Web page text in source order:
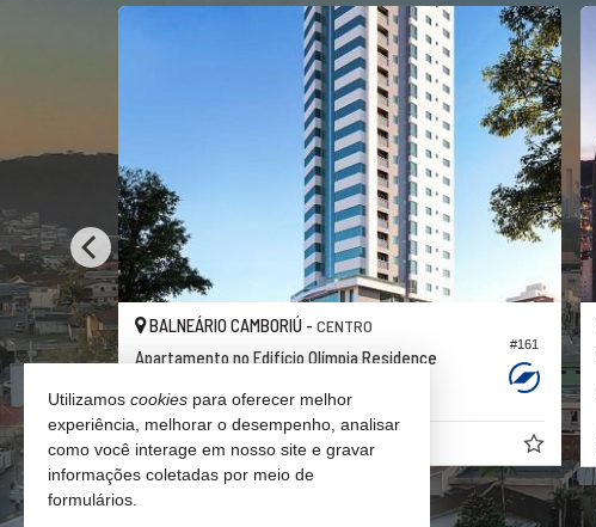
#046 #161
BALNEÁRIO CAMBORIÚ - CENTRO
Apartamento no Edifício Olímpia Residence
4 5 3 163,39
R$ 2.850.000,00
Utilizamos cookies para oferecer melhor
experiência, melhorar o desempenho, analisar
como você interage em nosso site e gravar
informações coletadas por meio de
formulários.